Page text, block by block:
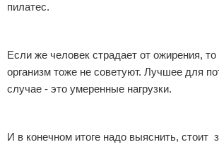
пилатес.
Если же человек страдает от ожирения,
организм тоже не советуют. Лучшее для
случае - это умеренные нагрузки.
И в конечном итоге надо выяснить, стоит